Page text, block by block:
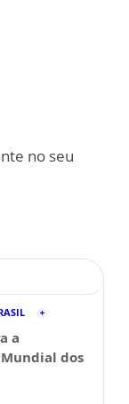
no seu
a
Mundial dos